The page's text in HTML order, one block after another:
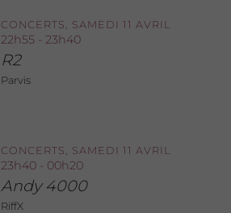
CONCERTS, SAMEDI 11 AVRIL
22h55 - 23h40
R2
Parvis
CONCERTS, SAMEDI 11 AVRIL
23h40 - 00h20
Andy 4000
RiffX